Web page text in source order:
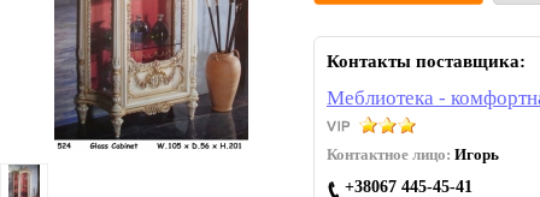
Контакты поставщика:
Меблиотека -
Контактное лицо: Игорь
+38067 445-45-41